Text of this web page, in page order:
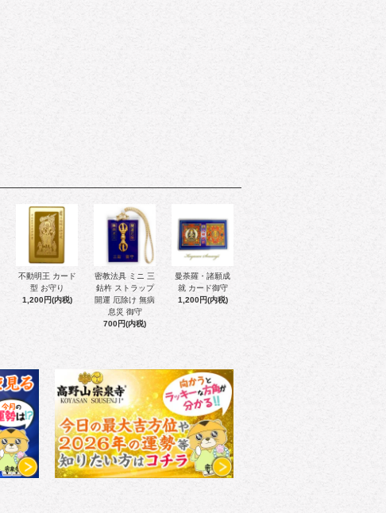
不動明王 カード
型 お守り
1,200円(内税)
密教法具 ミニ 三
鈷杵 ストラップ
開運 厄除け 無病
息災 御守
700円(内税)
曼荼羅・諸願成
就 カード御守
1,200円(内税)